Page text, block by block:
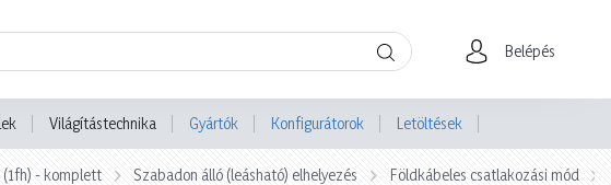
Belépés
Világítástechnika Gyártók Konfigurátorok Letöltések
(1fh) - komplett Szabadon álló (leásható) elhelyezés Földkábeles csatlakozási mód